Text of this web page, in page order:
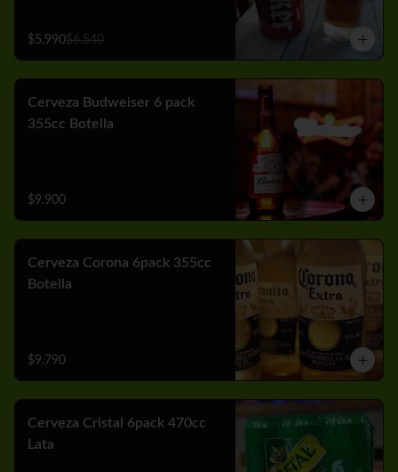
$5.990$6.540
Cerveza Budweiser 6 pack
355cc Botella
$9.900
Cerveza Corona 6pack 355cc
Botella
$9.790
Cerveza Cristal 6pack 470cc
Lata